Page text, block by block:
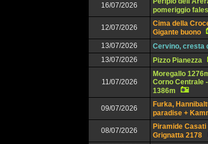
16/07/2026
pomeriggio
12/07/2026
Cima della
Gigante buono
13/07/2026 Cervino, cresta
13/07/2026
Pizzo Pianezza
11/07/2026
Moregallo
Corno Centrale
1386m
09/07/2026
Furka,
paradise +
08/07/2026
Piramide
Grignatta 2178